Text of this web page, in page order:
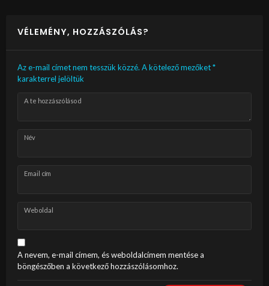
VÉLEMÉNY, HOZZÁSZÓLÁS?
Az e-mail címet nem tesszük közzé. A kötelező mezőket*
karakterrel jelöltük
A te hozzászólásod
Név
Email cím
Weboldal
A nevem, e-mail címem, és weboldalcímem mentése a
böngészőben a következő hozzászólásomhoz.